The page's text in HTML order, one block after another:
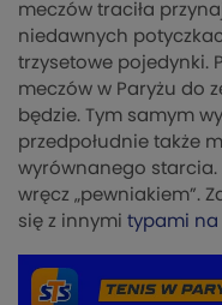
meczów traciła
niedawnych
trzysetowe pojedynki.
meczów w Paryżu do
będzie. Tym samym
przedpołudnie także
wyrównanego starcia.
wręcz „pewniakiem”.
się z innymi typami na